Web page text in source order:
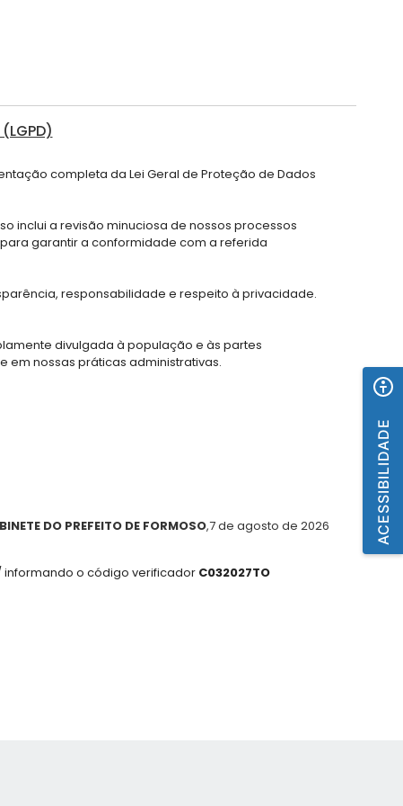
completa da Lei Geral de Proteção de Dados
inclui a revisão minuciosa de nossos processos
garantir a conformidade com a referida
responsabilidade e respeito à privacidade.
divulgada à população e às partes
em nossas práticas administrativas.
DO PREFEITO DE FORMOSO,7 de agosto de 2026
o código verificador C032027TO
ACESSIBILIDADE